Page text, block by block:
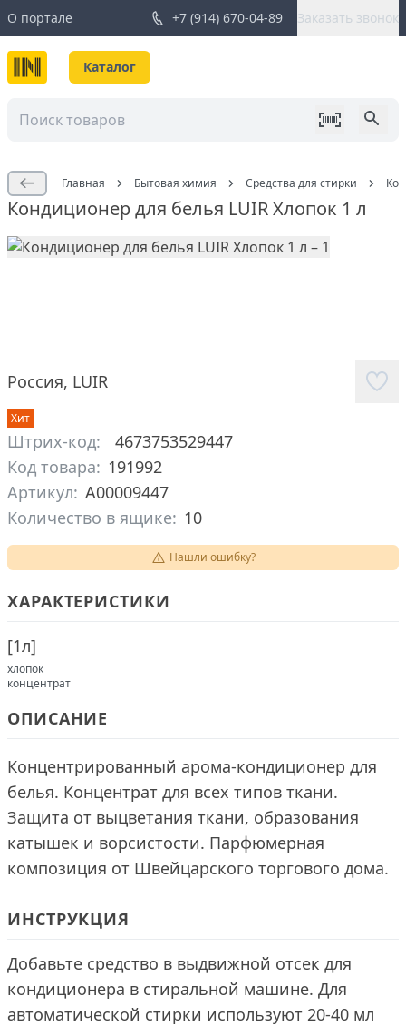
О портале +7 (914) 670-04-89 Заказать звонок
Каталог
Главная Бытовая химия Средства для стирки
Кондиционер для белья LUIR Хлопок 1 л
Россия, LUIR
Хит
Штрих-код:
4673753529447
Код товара: 191992
Артикул: А00009447
Количество в ящике: 10
Нашли ошибку?
ХАРАКТЕРИСТИКИ
[1л]
хлопок
концентрат
ОПИСАНИЕ
Концентрированный арома-кондиционер для
белья. Концентрат для всех типов ткани.
Защита от выцветания ткани, образования
катышек и ворсистости. Парфюмерная
композиция от Швейцарского торгового дома.
ИНСТРУКЦИЯ
Добавьте средство в выдвижной отсек для
кондиционера в стиральной машине. Для
автоматической стирки используют 20-40 мл